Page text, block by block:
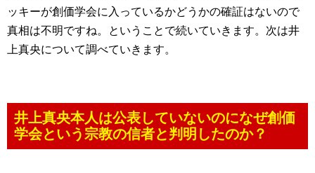
ッキーが創価学会に入っているかどうかの確証はないので
真相は不明ですね。ということで続いていきます。次は井
上真央について調べていきます。
井上真央本人は公表していないのになぜ創価
学会という宗教の信者と判明したのか？